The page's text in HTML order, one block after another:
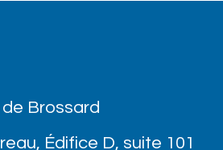
Brossard
Édifice D, suite 101